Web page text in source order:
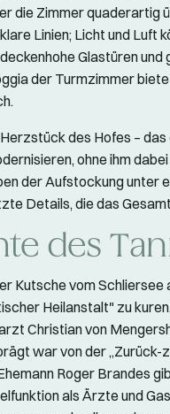
die Zimmer quaderartig
Linien; Licht und Luft
Glastüren
der Turmzimmer
des Hofes –
ohne ihm
der Aufstockung unter
Details, die das
des
Kutsche vom Schliersee
Heilanstalt" zu
Christian von
war von der
Roger Brandes
als Ärzte und